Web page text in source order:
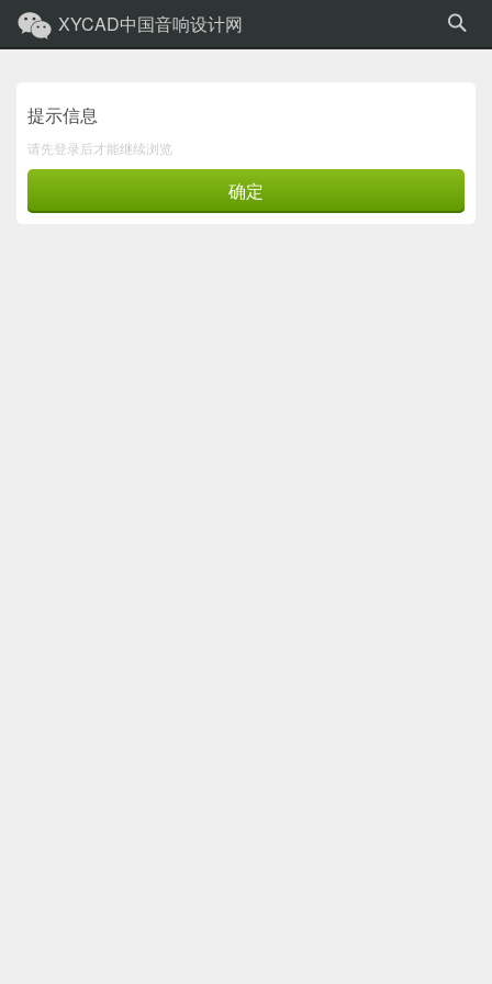
XYCAD中国音响设计网
提示信息
请先登录后才能继续浏览
确定